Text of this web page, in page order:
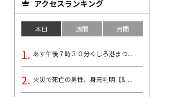
アクセスランキング
本日 週間 月間
あす午後７時３０分くしろ港まつ...
火災で死亡の男性、身元判明【釧...